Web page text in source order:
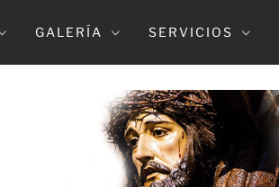
GALERÍA SERVICIOS